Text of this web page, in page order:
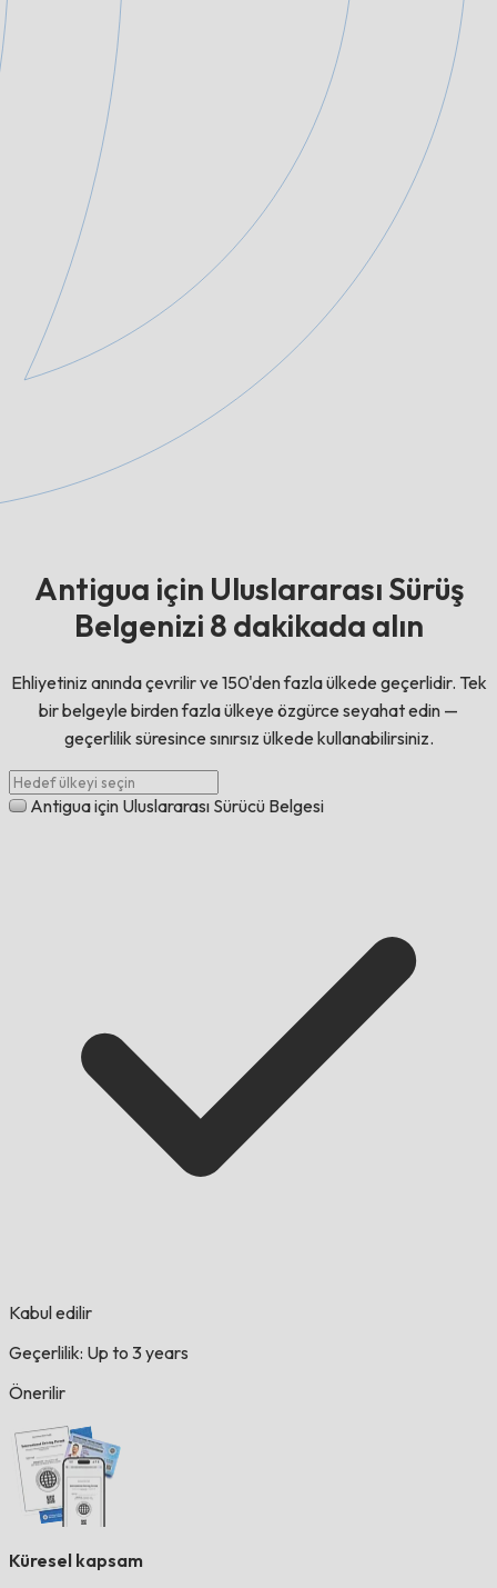
Antigua için Uluslararası Sürüş
Belgenizi 8 dakikada alın
Ehliyetiniz anında çevrilir ve 150'den fazla ülkede geçerlidir. Tek
bir belgeyle birden fazla ülkeye özgürce seyahat edin —
geçerlilik süresince sınırsız ülkede kullanabilirsiniz.
Antigua için Uluslararası Sürücü Belgesi
Kabul edilir
Geçerlilik: Up to 3 years
Önerilir
Küresel kapsam